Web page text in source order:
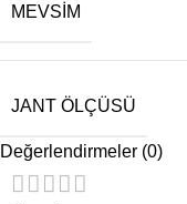
MEVSIM
JANT ÖLÇÜSÜ
Değerlendirmeler (0)